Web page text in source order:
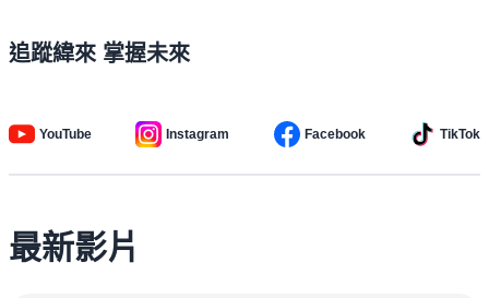
追蹤緯來 掌握未來
YouTube Instagram Facebook TikTok
最新影片